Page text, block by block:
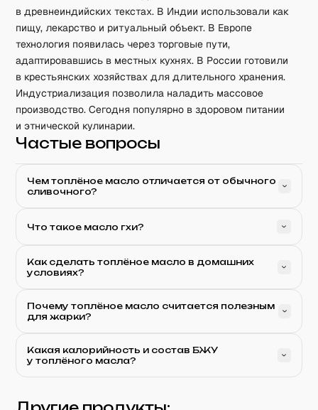
в древнеиндийских текстах. В Индии использовали как
пищу, лекарство и ритуальный объект. В Европе
технология появилась через торговые пути,
адаптировавшись в местных кухнях. В России готовили
в крестьянских хозяйствах для длительного хранения.
Индустриализация позволила наладить массовое
производство. Сегодня популярно в здоровом питании
и этнической кулинарии.
Частые вопросы
Чем топлёное масло отличается от обычного
сливочного?
Что такое масло гхи?
Как сделать топлёное масло в домашних
условиях?
Почему топлёное масло считается полезным
для жарки?
Какая калорийность и состав БЖУ
у топлёного масла?